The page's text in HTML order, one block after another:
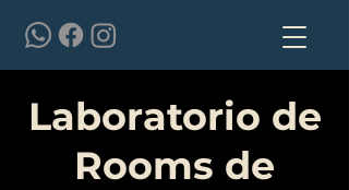
Laboratorio de
Rooms de